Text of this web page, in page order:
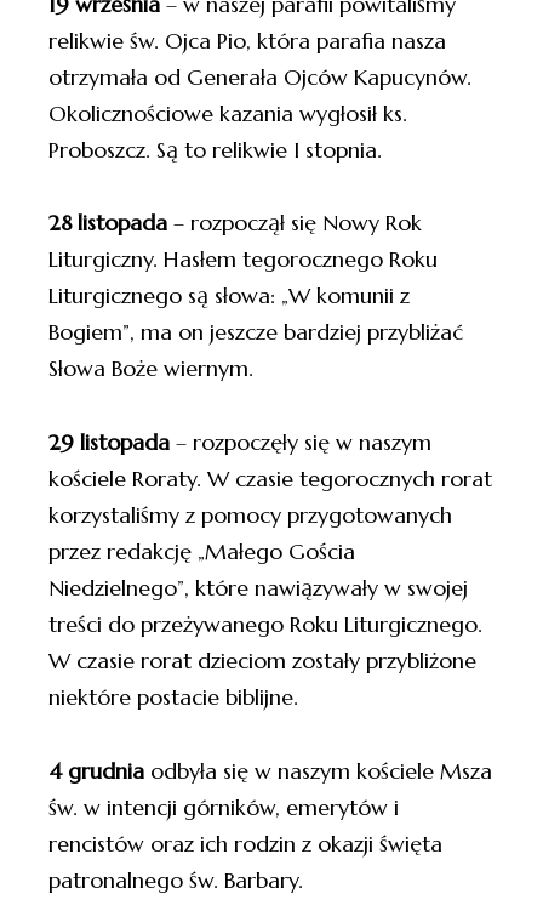
relikwie św. Ojca Pio, która parafia nasza
otrzymała od Generała Ojców Kapucynów.
Okolicznościowe kazania wygłosił ks.
Proboszcz. Są to relikwie I stopnia.
28 listopada – rozpoczął się Nowy Rok
Liturgiczny. Hasłem tegorocznego Roku
Liturgicznego są słowa: „W komunii z
Bogiem”, ma on jeszcze bardziej przybliżać
Słowa Boże wiernym.
29 listopada – rozpoczęły się w naszym
kościele Roraty. W czasie tegorocznych rorat
korzystaliśmy z pomocy przygotowanych
przez redakcję „Małego Gościa
Niedzielnego”, które nawiązywały w swojej
treści do przeżywanego Roku Liturgicznego.
W czasie rorat dzieciom zostały przybliżone
niektóre postacie biblijne.
4 grudnia odbyła się w naszym kościele Msza
św. w intencji górników, emerytów i
rencistów oraz ich rodzin z okazji święta
patronalnego św. Barbary.